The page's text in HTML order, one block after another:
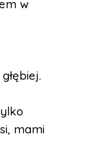
w
mami